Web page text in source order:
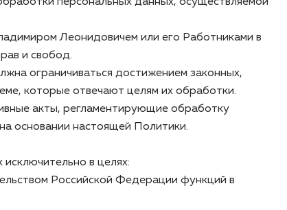
Леонидовичем или его Работниками в
и свобод.
ограничиваться достижением законных,
которые отвечают целям их обработки.
акты, регламентирующие обработку
основании настоящей Политики.
в целях:
Российской Федерации функций в